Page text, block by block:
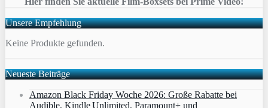
Unsere Empfehlung
Keine Produkte gefunden.
Neueste Beiträge
Amazon Black Friday Woche 2026: Große Rabatte bei
Audible, Kindle Unlimited, Paramount+ und